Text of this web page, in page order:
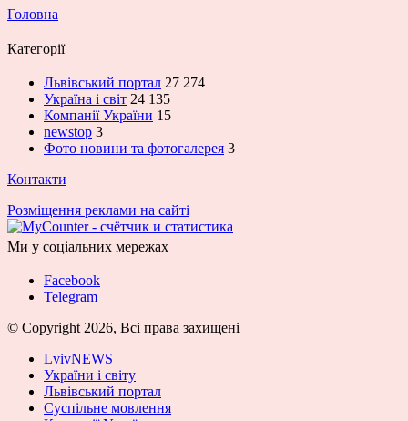
Головна
Категорії
Львівський портал 27 274
Україна і світ 24 135
Компанії України 15
newstop 3
Фото новини та фотогалерея 3
Контакти
Розміщення реклами на сайті
Ми у соціальних мережах
Facebook
Telegram
© Copyright 2026, Всі права захищені
LvivNEWS
України і світу
Львівський портал
Суспільне мовлення